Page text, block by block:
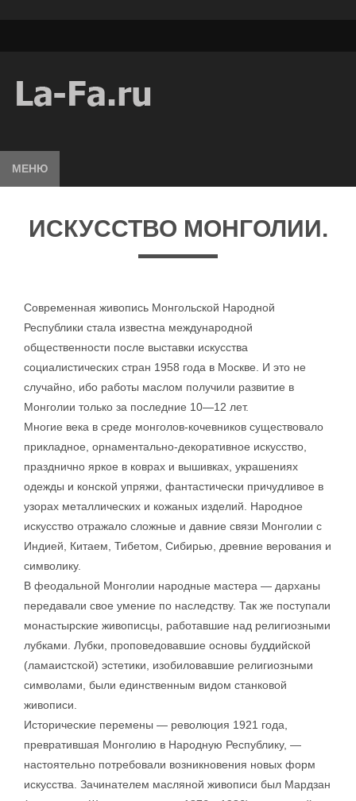
МЕНЮ
ИСКУССТВО МОНГОЛИИ.
Современная живопись Монгольской Народной
Республики стала известна международной
общественности после выставки искусства
социалистических стран 1958 года в Москве. И это не
случайно, ибо работы маслом получили развитие в
Монголии только за последние 10—12 лет.
Многие века в среде монголов-кочевников существовало
прикладное, орнаментально-декоративное искусство,
празднично яркое в коврах и вышивках, украшениях
одежды и конской упряжи, фантастически причудливое в
узорах металлических и кожаных изделий. Народное
искусство отражало сложные и давние связи Монголии с
Индией, Китаем, Тибетом, Сибирью, древние верования и
символику.
В феодальной Монголии народные мастера — дарханы
передавали свое умение по наследству. Так же поступали
монастырские живописцы, работавшие над религиозными
лубками. Лубки, проповедовавшие основы буддийской
(ламаистской) эстетики, изобиловавшие религиозными
символами, были единственным видом станковой
живописи.
Исторические перемены — революция 1921 года,
превратившая Монголию в Народную Республику, —
настоятельно потребовали возникновения новых форм
искусства. Зачинателем масляной живописи был Мардзан